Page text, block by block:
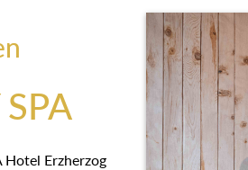
Hotel Erzherzog